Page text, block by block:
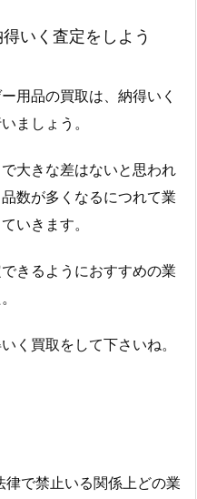
いく査定をしよう
用品の買取は、納得いく
ましょう。
大きな差はないと思われ
数が多くなるにつれて業
いきます。
きるようにおすすめの業
く買取をして下さいね。
で禁止いる関係上どの業